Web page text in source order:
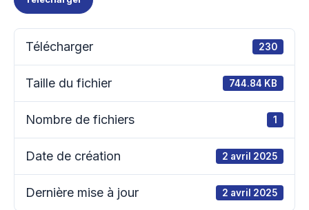
Télécharger 230
Taille du fichier 744.84 KB
Nombre de fichiers 1
Date de création 2 avril 2025
Dernière mise à jour 2 avril 2025